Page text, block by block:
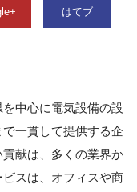
はてブ
中心に電気設備の設
一貫して提供する企
献は、多くの業界か
スは、オフィスや商